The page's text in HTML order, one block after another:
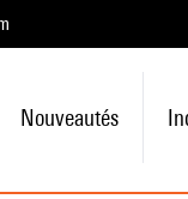
Nouveautés